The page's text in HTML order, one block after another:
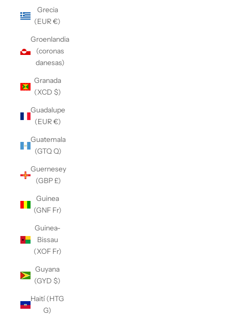
Grecia
(EUR €)
Groenlandia
(coronas
danesas)
Granada
(XCD $)
Guadalupe
(EUR €)
Guatemala
(GTQ Q)
Guernesey
(GBP £)
Guinea
(GNF Fr)
Guinea-
Bissau
(XOF Fr)
Guyana
(GYD $)
Haití (HTG
G)